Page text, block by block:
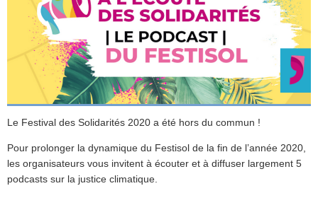
Le Festival des Solidarités 2020 a été hors du commun !
Pour prolonger la dynamique du Festisol de la fin de l’année 2020,
les organisateurs vous invitent à écouter et à diffuser largement 5
podcasts sur la justice climatique.